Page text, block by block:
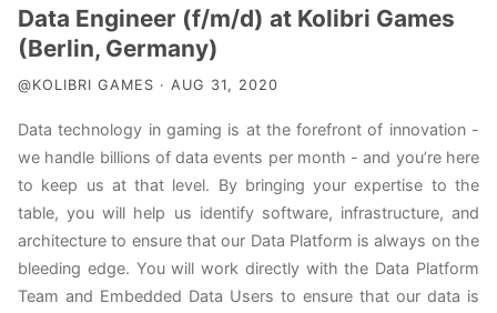
Data Engineer (f/m/d) at Kolibri Games
(Berlin, Germany)
@KOLIBRI GAMES · AUG 31, 2020
Data technology in gaming is at the forefront of innovation -
we handle billions of data events per month - and you’re here
to keep us at that level. By bringing your expertise to the
table, you will help us identify software, infrastructure, and
architecture to ensure that our Data Platform is always on the
bleeding edge. You will work directly with the Data Platform
Team and Embedded Data Users to ensure that our data is